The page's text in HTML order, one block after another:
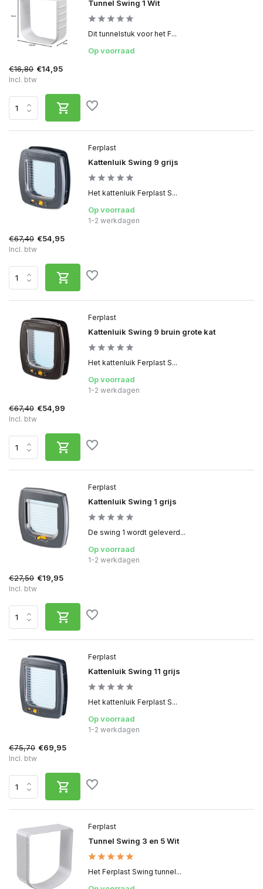
Ferplast
Tunnel Swing 3 en 5 Wit
Het Ferplast Swing tunnel...
Ferplast
Kattenluik Swing 11 grijs
Het kattenluik Ferplast S...
Op voorraad
1-2 werkdagen
€75,70 €69,95
Incl. btw
Ferplast
Kattenluik Swing 1 grijs
De swing 1 wordt geleverd...
Op voorraad
1-2 werkdagen
€27,50 €19,95
Incl. btw
Ferplast
Kattenluik Swing 9 bruin grote kat
Het kattenluik Ferplast S...
Op voorraad
1-2 werkdagen
€67,40 €54,99
Incl. btw
Ferplast
Kattenluik Swing 9 grijs
Het kattenluik Ferplast S...
Op voorraad
1-2 werkdagen
€67,40 €54,95
Incl. btw
Tunnel Swing 1 Wit
Dit tunnelstuk voor het F...
Op voorraad
€16,80 €14,95
Incl. btw